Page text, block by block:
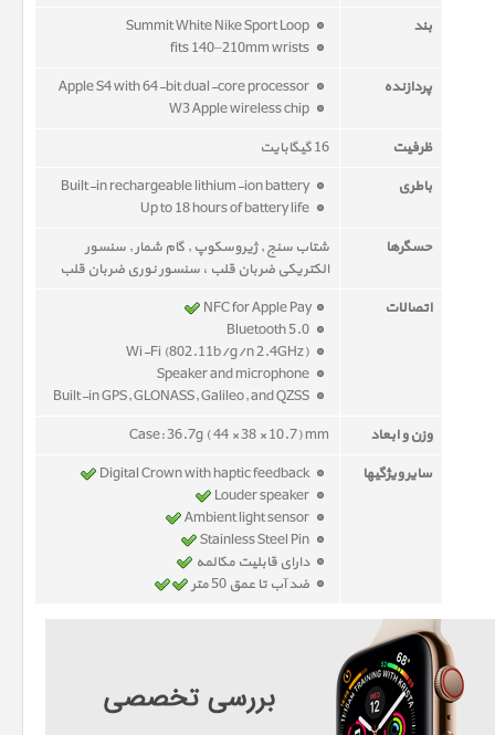
بند
پردازنده
ظرفیت
16 گیگابایت
باطری
حسگرها
شتاب سنج , ژیروسکوپ , گام شمار , سنسور
الکتریکی ضربان قلب ، سنسور نوری ضربان قلب
اتصالات
NFC for Apple Pay
وزن و ابعاد
Case: 36.7g ( 44 × 38 × 10.7) mm
سایر ویژگیها
دارای قابلیت مکالمه
ضد آب تا عمق 50 متر